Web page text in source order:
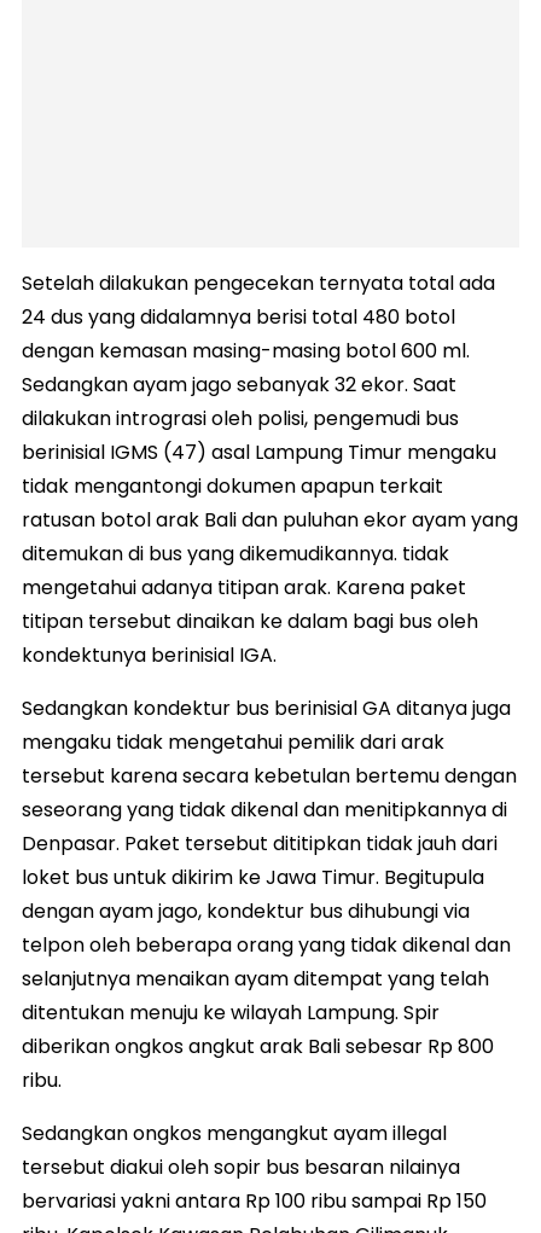
Setelah dilakukan pengecekan ternyata total ada
24 dus yang didalamnya berisi total 480 botol
dengan kemasan masing-masing botol 600 ml.
Sedangkan ayam jago sebanyak 32 ekor. Saat
dilakukan intrograsi oleh polisi, pengemudi bus
berinisial IGMS (47) asal Lampung Timur mengaku
tidak mengantongi dokumen apapun terkait
ratusan botol arak Bali dan puluhan ekor ayam yang
ditemukan di bus yang dikemudikannya. tidak
mengetahui adanya titipan arak. Karena paket
titipan tersebut dinaikan ke dalam bagi bus oleh
kondektunya berinisial IGA.
Sedangkan kondektur bus berinisial GA ditanya juga
mengaku tidak mengetahui pemilik dari arak
tersebut karena secara kebetulan bertemu dengan
seseorang yang tidak dikenal dan menitipkannya di
Denpasar. Paket tersebut dititipkan tidak jauh dari
loket bus untuk dikirim ke Jawa Timur. Begitupula
dengan ayam jago, kondektur bus dihubungi via
telpon oleh beberapa orang yang tidak dikenal dan
selanjutnya menaikan ayam ditempat yang telah
ditentukan menuju ke wilayah Lampung. Spir
diberikan ongkos angkut arak Bali sebesar Rp 800
ribu.
Sedangkan ongkos mengangkut ayam illegal
tersebut diakui oleh sopir bus besaran nilainya
bervariasi yakni antara Rp 100 ribu sampai Rp 150